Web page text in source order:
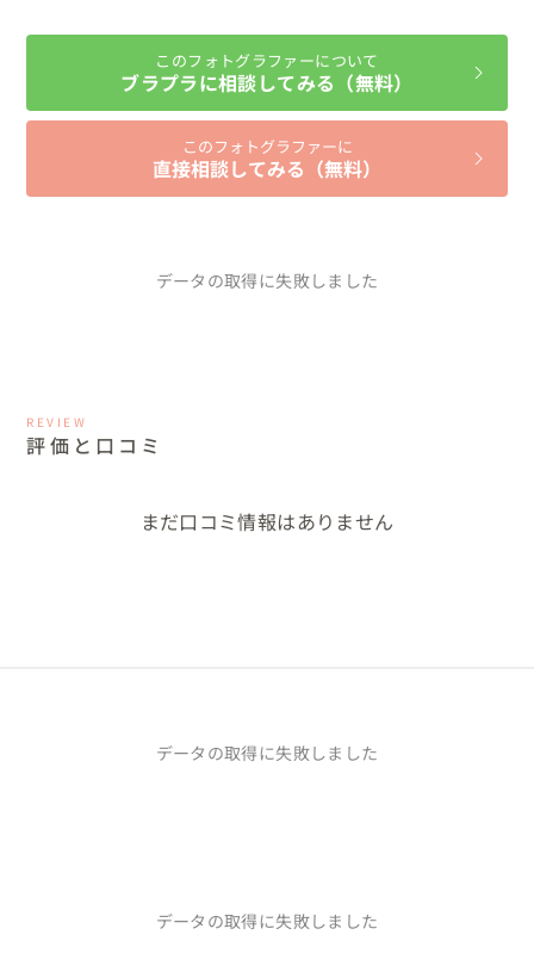
このフォトグラファーについて
ブラプラに相談してみる（無料）
このフォトグラファーに
直接相談してみる（無料）
データの取得に失敗しました
REVIEW
評価と口コミ
まだ口コミ情報はありません
データの取得に失敗しました
データの取得に失敗しました